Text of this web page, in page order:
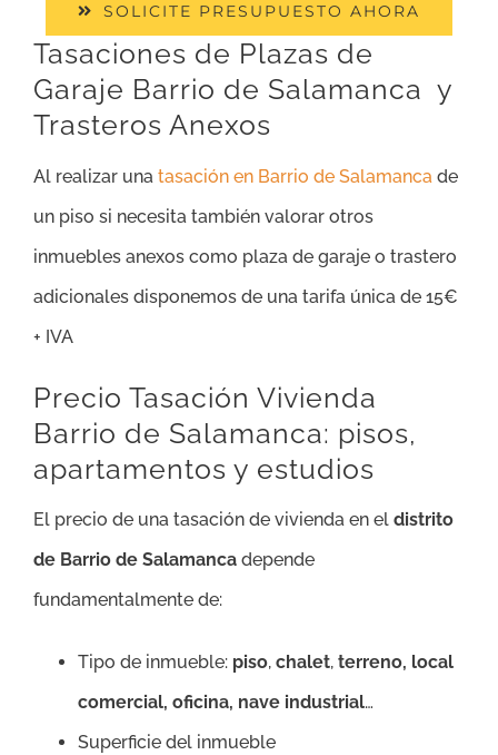
SOLICITE PRESUPUESTO AHORA
Tasaciones de Plazas de
Garaje Barrio de Salamanca y
Trasteros Anexos
Al realizar una tasación en Barrio de Salamanca de
un piso si necesita también valorar otros
inmuebles anexos como plaza de garaje o trastero
adicionales disponemos de una tarifa única de 15€
+ IVA
Precio Tasación Vivienda
Barrio de Salamanca: pisos,
apartamentos y estudios
El precio de una tasación de vivienda en el distrito
de Barrio de Salamanca depende
fundamentalmente de:
Tipo de inmueble: piso, chalet, terreno, local
comercial, oficina, nave industrial…
Superficie del inmueble